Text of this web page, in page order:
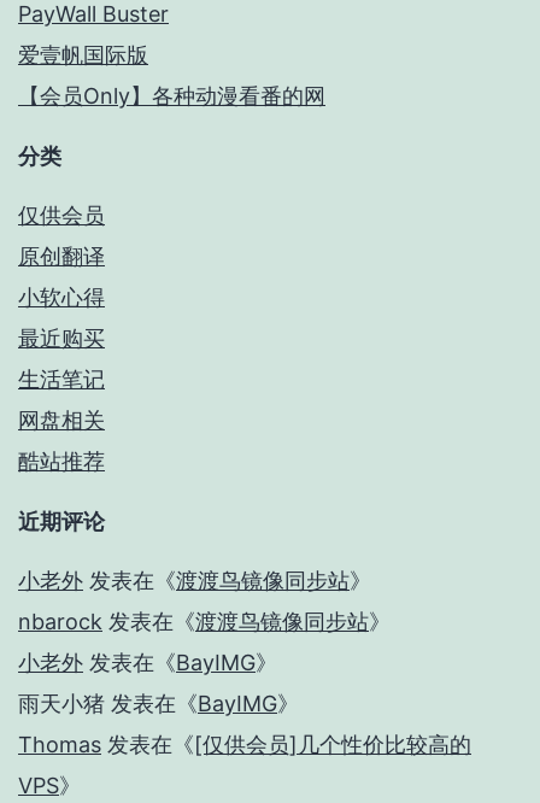
PayWall Buster
爱壹帆国际版
【会员Only】各种动漫看番的网
分类
仅供会员
原创翻译
小软心得
最近购买
生活笔记
网盘相关
酷站推荐
近期评论
小老外 发表在《渡渡鸟镜像同步站》
nbarock 发表在《渡渡鸟镜像同步站》
小老外 发表在《BayIMG》
雨天小猪 发表在《BayIMG》
Thomas 发表在《[仅供会员]几个性价比较高的
VPS》